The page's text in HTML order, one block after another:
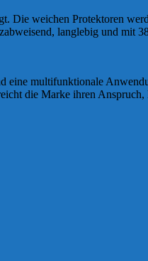
Die weichen Protektoren
langlebig und mit
eine multifunktionale
die Marke ihren